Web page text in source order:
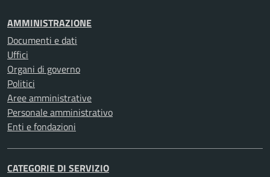
AMMINISTRAZIONE
Documenti e dati
Uffici
Organi di governo
Politici
Aree amministrative
Personale amministrativo
Enti e fondazioni
CATEGORIE DI SERVIZIO